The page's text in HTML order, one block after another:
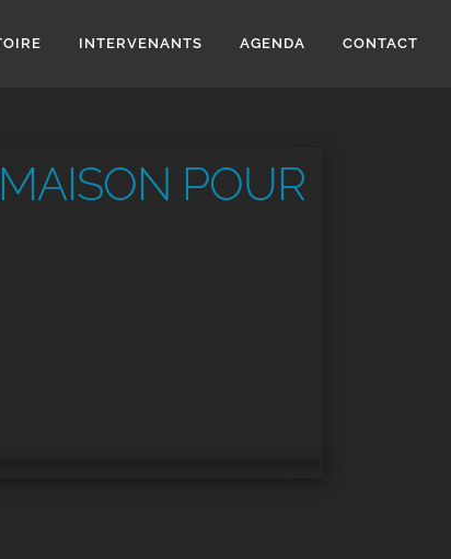
INTERVENANTS AGENDA CONTACT
POUR